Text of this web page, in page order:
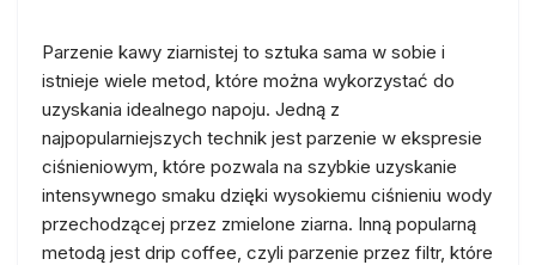
Parzenie kawy ziarnistej to sztuka sama w sobie i
istnieje wiele metod, które można wykorzystać do
uzyskania idealnego napoju. Jedną z
najpopularniejszych technik jest parzenie w ekspresie
ciśnieniowym, które pozwala na szybkie uzyskanie
intensywnego smaku dzięki wysokiemu ciśnieniu wody
przechodzącej przez zmielone ziarna. Inną popularną
metodą jest drip coffee, czyli parzenie przez filtr, które